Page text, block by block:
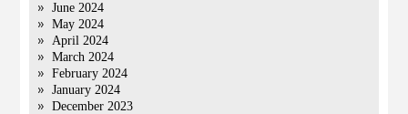
June 2024
May 2024
April 2024
March 2024
February 2024
January 2024
December 2023